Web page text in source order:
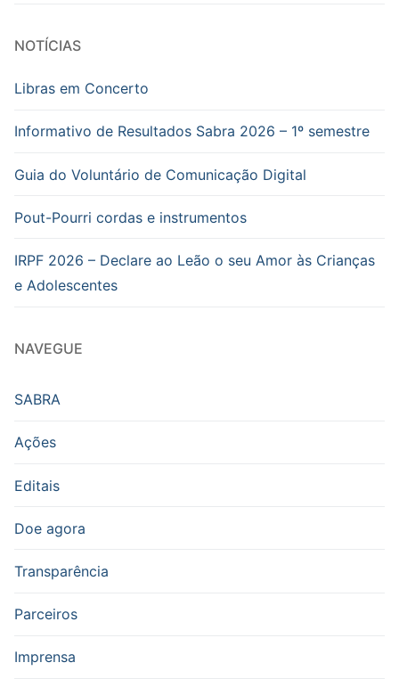
NOTÍCIAS
Libras em Concerto
Informativo de Resultados Sabra 2026 – 1º semestre
Guia do Voluntário de Comunicação Digital
Pout-Pourri cordas e instrumentos
IRPF 2026 – Declare ao Leão o seu Amor às Crianças
e Adolescentes
NAVEGUE
SABRA
Ações
Editais
Doe agora
Transparência
Parceiros
Imprensa